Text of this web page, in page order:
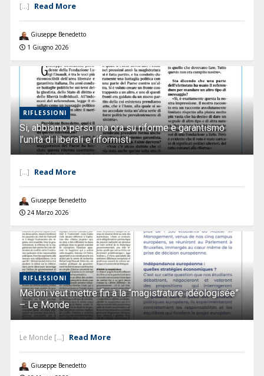
[...] Read More
Giuseppe Benedetto
1 Giugno 2026
RIFLESSIONI
Si, abbiamo perso ma ora su riforme e garantismo
l’unità di liberali e riformisti
[...] Read More
Giuseppe Benedetto
24 Marzo 2026
RIFLESSIONI
Meloni veut mettre fin à la “magistrature idéologisée”
– Le Monde
Le Monde [...] Read More
Giuseppe Benedetto